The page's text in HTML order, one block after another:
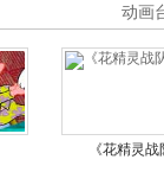
动画
《花精灵战